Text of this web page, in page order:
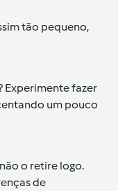
tão pequeno,
Experimente fazer
um pouco
o retire logo.
de